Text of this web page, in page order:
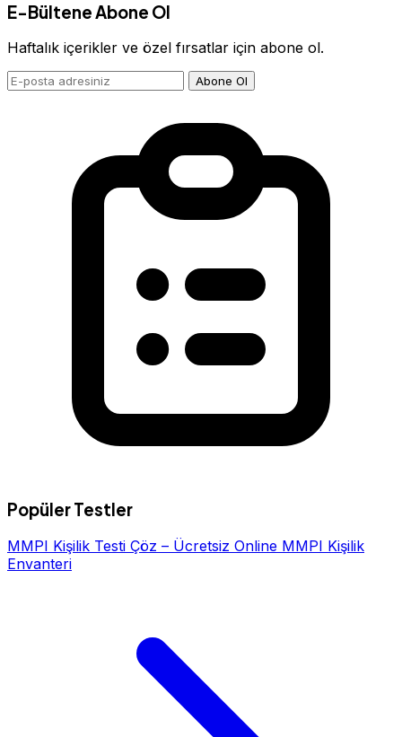
E-Bültene Abone Ol
Haftalık içerikler ve özel fırsatlar için abone ol.
Abone Ol
Popüler Testler
MMPI Kişilik Testi Çöz – Ücretsiz Online MMPI Kişilik
Envanteri